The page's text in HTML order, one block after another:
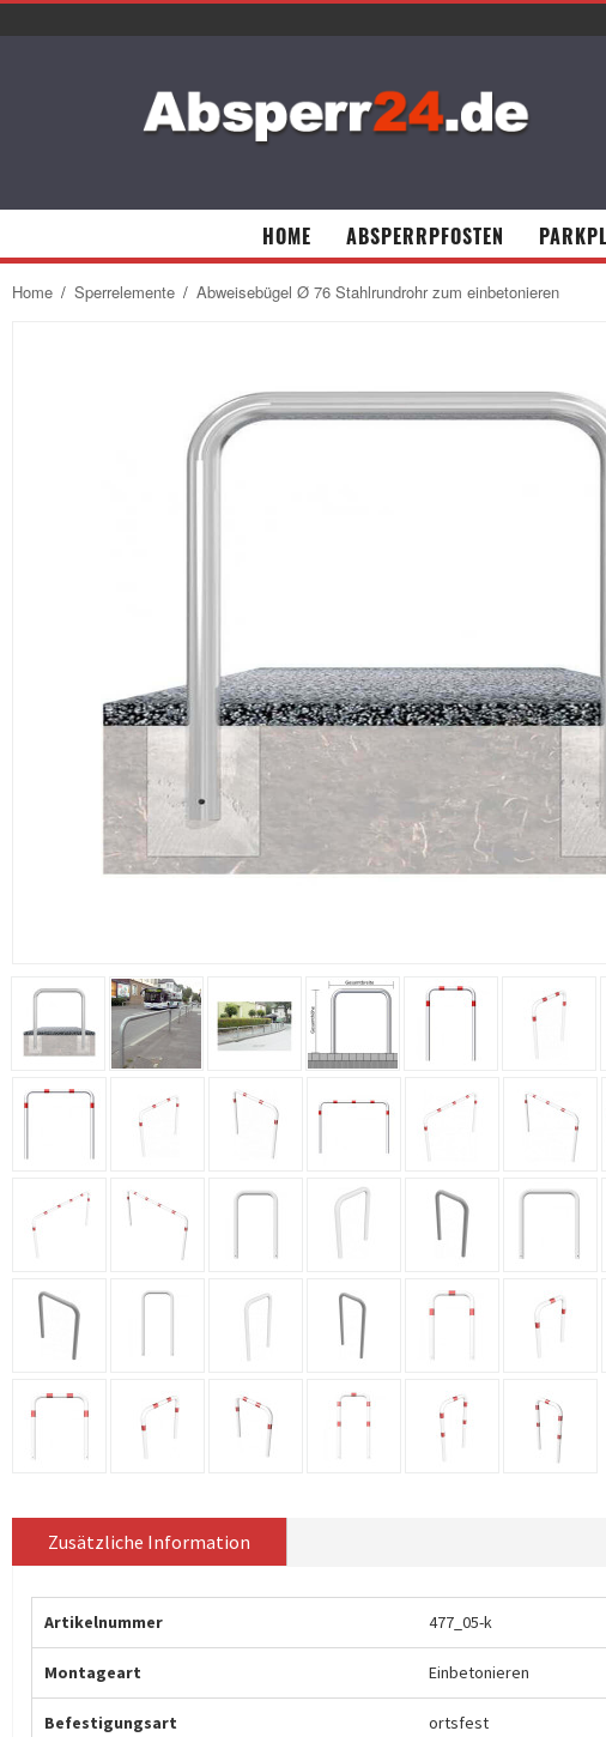
HOME ABSPERRPFOSTEN
Home / Sperrelemente / Abweisebügel Ø 76 Stahlrundrohr zum einbetonieren
Zusätzliche Information
Artikelnummer 477_05-k
Montageart Einbetonieren
Befestigungsart ortsfest